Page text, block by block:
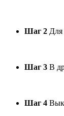
Шаг 2 Для
Шаг 3 В
Шаг 4